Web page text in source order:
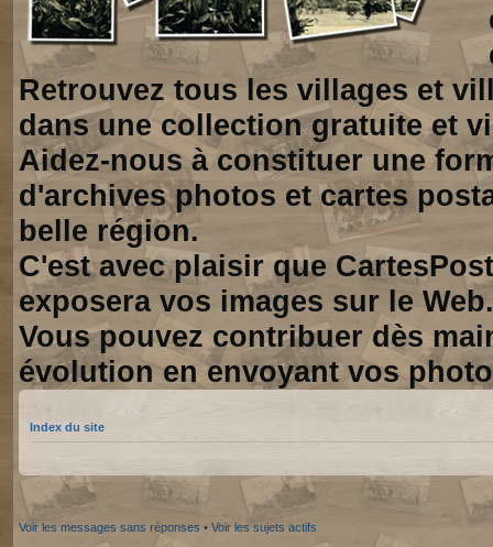
Retrouvez tous les villages et
dans une collection gratuite et
Aidez-nous à constituer une
d'archives photos et cartes
belle région.
C'est avec plaisir que
exposera vos images sur le Web.
Vous pouvez contribuer dès
évolution en envoyant vos
Index du site
Voir les messages sans réponses • Voir les sujets actifs